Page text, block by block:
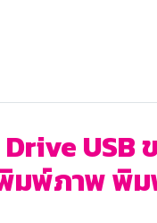
USB
มพ์ภาพ พิม